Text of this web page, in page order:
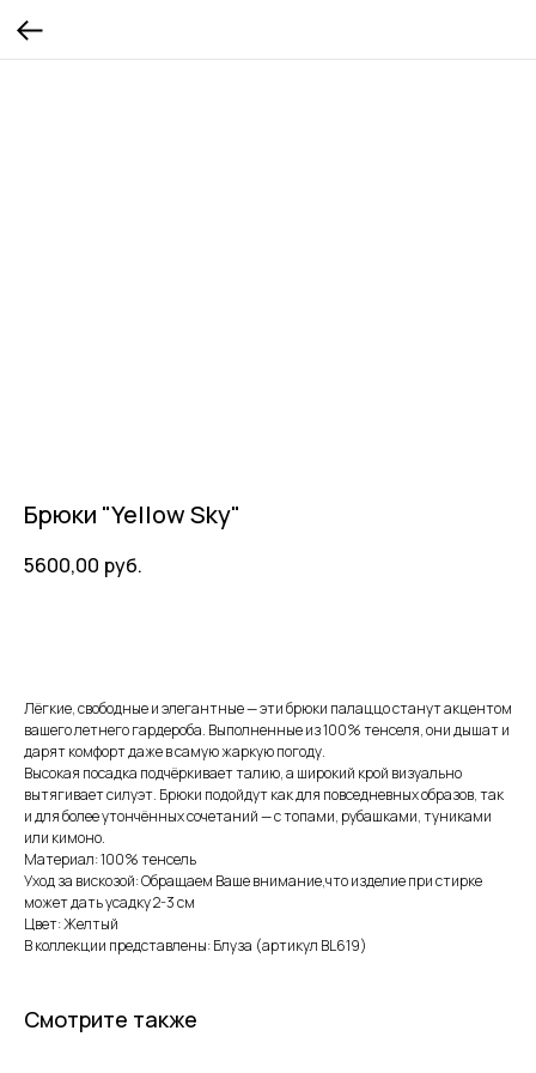
Брюки "Yellow Sky"
5600,00 руб.
Лёгкие, свободные и элегантные — эти брюки палаццо станут акцентом
вашего летнего гардероба. Выполненные из 100% тенселя, они дышат и
дарят комфорт даже в самую жаркую погоду.
Высокая посадка подчёркивает талию, а широкий крой визуально
вытягивает силуэт. Брюки подойдут как для повседневных образов, так
и для более утончённых сочетаний — с топами, рубашками, туниками
или кимоно.
Материал: 100% тенсель
Уход за вискозой: Обращаем Ваше внимание,что изделие при стирке
может дать усадку 2-3 см
Цвет: Желтый
В коллекции представлены: Блуза (артикул BL619)
Смотрите также